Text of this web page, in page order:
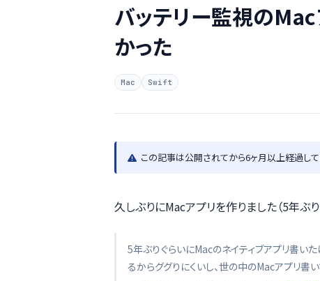
バッテリー監視の
かった
Mac Swift
この記事は公開されてから6ヶ月以上経過し
久しぶりにMacアプリを作りました（5年ぶり
5年ぶりぐらいにMacのネイティブアプリ書い
るからググりにくいし、世の中のMacアプリ